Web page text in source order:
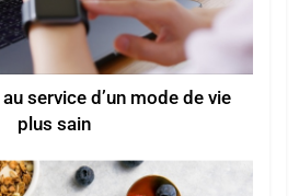
service d’un mode de vie
plus sain